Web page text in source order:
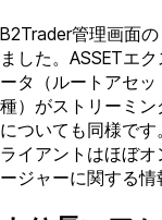
B2Trader管理画面
ました。ASSETエ
ータ（ルートアセッ
種）がストリーミ
についても同様で
ライアントはほぼ
ージャーに関する情